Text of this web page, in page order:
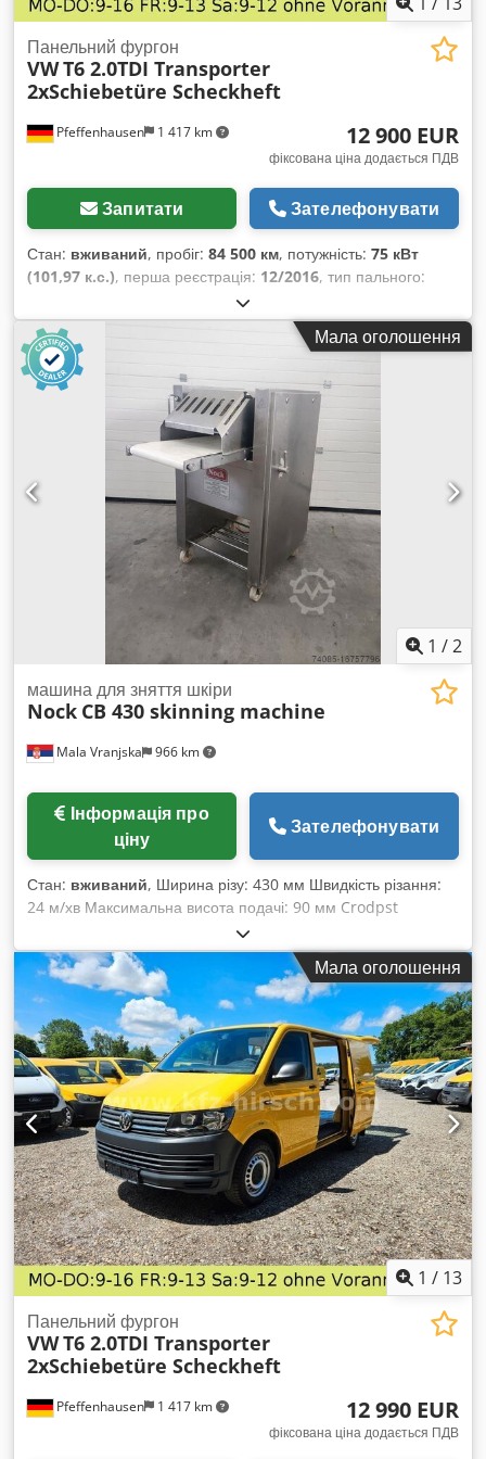
Pfeffenhausen 1 417 km
Панельний фургон
VWT6 2.0TDI Transporter
2xSchiebetüre Scheckheft
12 900 EUR
фіксована ціна додається ПДВ
Запитати Зателефонувати
Стан: вживаний, пробіг: 84 500 км, потужність: 75 кВт
(101,97 к.с.), перша реєстрація: 12/2016, тип пального:
2 800 кг
передачі:механічний, клас викидів:Євро 6, кількість місць:
3, Обладнання:
ABS, електронна програма стабільності
(ESP), фільтр сажі, центральний замок
Мала оголошення
1 /2
Mala Vranjska 966 km
машина для зняття шкіри
Nock CB 430 skinning machine
ціну
Зателефонувати
Стан: вживаний, Ширина різу: 430 мм Швидкість різання:
24 м/хв Максимальна висота подачі: 90 мм Crodpst
Uqbfofx Aarof Зазор між лезами: 0 - 5 мм Довжина подачі
на вхідному конвеєрі: 400 мм Вхідний конвеєр: 850 x 425
мм Вихідний конвеєр: 650 x 425 мм Загальні розміри (Ш x В
x Г) (з/без вихідного конвеєра): 800 x 1190 x 1660 / 1210 мм
Вага (з/без вихідного конвеєра): 225 / 210 кг Потужність
двигуна: 0,75 кВт Електричне підключення: 3 фазний
змінний струм – 400 В – 50 Гц, 16 А Стиснене повітря: не
потрібно
Мала оголошення
1 / 13
Pfeffenhausen 1 417 km
Панельний фургон
VWT6 2.0TDI Transporter
2xSchiebetüre Scheckheft
12 990 EUR
фіксована ціна додається ПДВ